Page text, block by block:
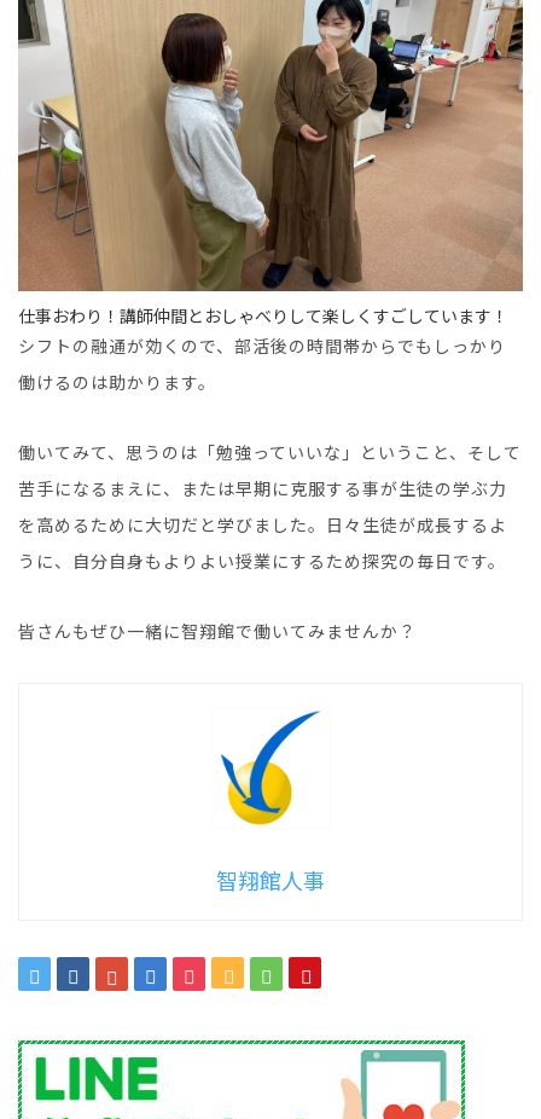
仕事おわり！講師仲間とおしゃべりして楽しくすごしています！
シフトの融通が効くので、部活後の時間帯からでもしっかり
働けるのは助かります。
働いてみて、思うのは「勉強っていいな」ということ、そして
苦手になるまえに、または早期に克服する事が生徒の学ぶ力
を高めるために大切だと学びました。日々生徒が成長するよ
うに、自分自身もよりよい授業にするため探究の毎日です。
皆さんもぜひ一緒に智翔館で働いてみませんか？
智翔館人事